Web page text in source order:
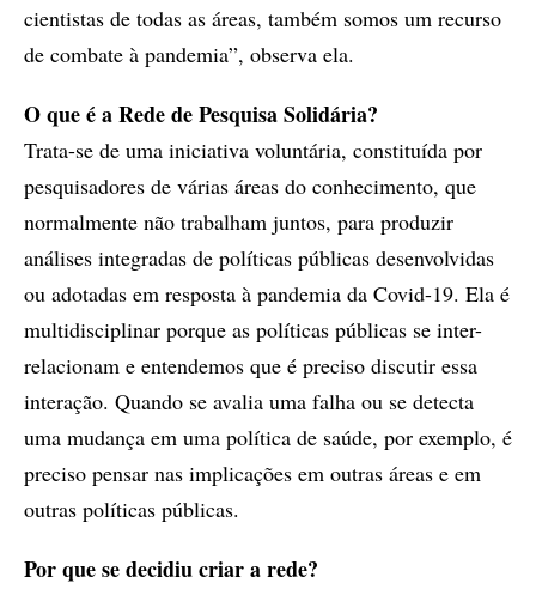
cientistas de todas as áreas, também somos um recurso
de combate à pandemia”, observa ela.
O que é a Rede de Pesquisa Solidária?
Trata-se de uma iniciativa voluntária, constituída por
pesquisadores de várias áreas do conhecimento, que
normalmente não trabalham juntos, para produzir
análises integradas de políticas públicas desenvolvidas
ou adotadas em resposta à pandemia da Covid-19. Ela é
multidisciplinar porque as políticas públicas se inter-
relacionam e entendemos que é preciso discutir essa
interação. Quando se avalia uma falha ou se detecta
uma mudança em uma política de saúde, por exemplo, é
preciso pensar nas implicações em outras áreas e em
outras políticas públicas.
Por que se decidiu criar a rede?